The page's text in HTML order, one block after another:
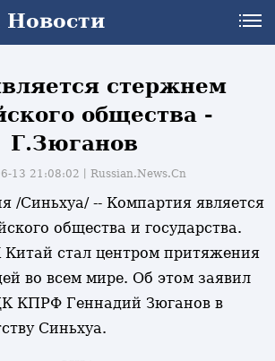
стержнем
общества -
Г.Зюганов
13 21:08:02丨Russian.News.Cn
/Синьхуа/ -- Компартия является
общества и государства.
стал центром притяжения
во всем мире. Об этом заявил
КПРФ Геннадий Зюганов в
Синьхуа.